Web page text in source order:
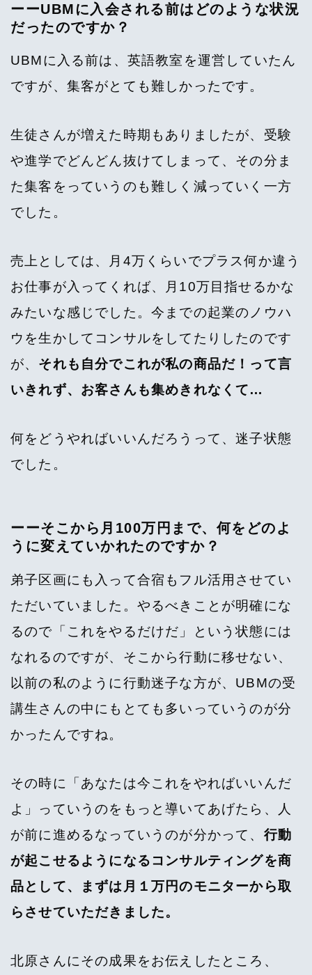
ーーUBMに入会される前はどのような状況
だったのですか？
UBMに入る前は、英語教室を運営していたん
ですが、集客がとても難しかったです。
生徒さんが増えた時期もありましたが、受験
や進学でどんどん抜けてしまって、その分ま
た集客をっていうのも難しく減っていく一方
でした。
売上としては、月4万くらいでプラス何か違う
お仕事が入ってくれば、月10万目指せるかな
みたいな感じでした。今までの起業のノウハ
ウを生かしてコンサルをしてたりしたのです
が、 それも自分でこれが私の商品だ！って言
いきれず、お客さんも集めきれなくて…
何をどうやればいいんだろうって、迷子状態
でした。
ーーそこから月100万円まで、何をどのよ
うに変えていかれたのですか？
弟子区画にも入って合宿もフル活用させてい
ただいていました。やるべきことが明確にな
るので「これをやるだけだ」という状態には
なれるのですが、そこから行動に移せない、
以前の私のように行動迷子な方が、UBMの受
講生さんの中にもとても多いっていうのが分
かったんですね。
その時に「あなたは今これをやればいいんだ
よ」っていうのをもっと導いてあげたら、人
が前に進めるなっていうのが分かって、 行動
が起こせるようになるコンサルティングを商
品として、まずは月１万円のモニターから取
らさせていただきました。
北原さんにその成果をお伝えしたところ、